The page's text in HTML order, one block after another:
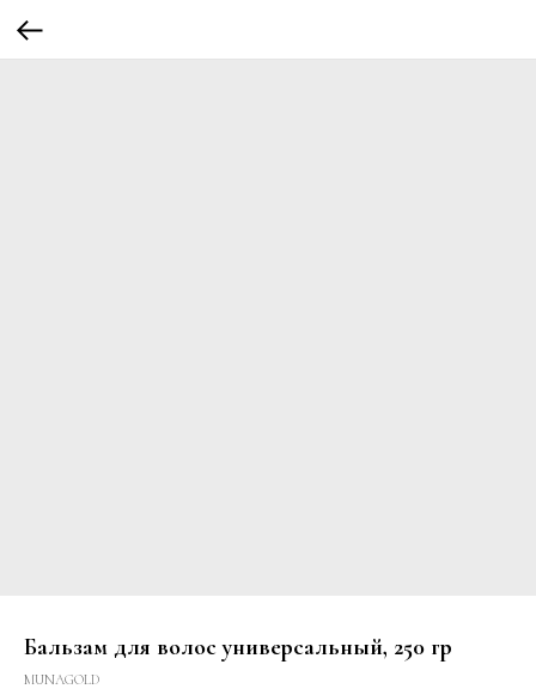
Бальзам для волос универсальный, 250 гр
MUNAGOLD